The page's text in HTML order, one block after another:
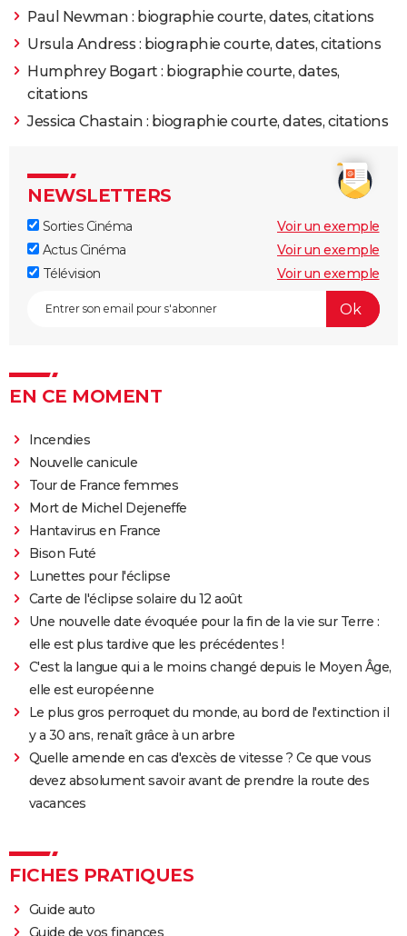
2007 No Country For Old MenRôle: Llewelyn Moss
2007 The Dead GirlRôle: Tarlow
2007 Chacun son cinémaRôle: (segment "World cinema")
2004 Old boyRôle: Inconnu
Bleu d'enfer
2003 Arrête-moi si tu peux
2000 Hollow Man - l'homme sans ombre
1999 Un coup d'enfer
1999 Mod Squad
1998 Le Veilleur de nuit
1997 Mimic
1996 Mimic Rôle: Josh
1996 Pluie de roses
1994 Roadflower
1985 Les Goonies
Paul Newman : biographie courte, dates, citations
Ursula Andress : biographie courte, dates, citations
Humphrey Bogart : biographie courte, dates,
citations
Jessica Chastain : biographie courte, dates, citations
NEWSLETTERS
Sorties Cinéma
Voir un exemple
Actus Cinéma
Voir un exemple
Télévision
Voir un exemple
EN CE MOMENT
Incendies
Nouvelle canicule
Tour de France femmes
Mort de Michel Dejeneffe
Hantavirus en France
Bison Futé
Lunettes pour l'éclipse
Carte de l'éclipse solaire du 12 août
Une nouvelle date évoquée pour la fin de la vie sur Terre :
elle est plus tardive que les précédentes !
C'est la langue qui a le moins changé depuis le Moyen Âge,
elle est européenne
Le plus gros perroquet du monde, au bord de l'extinction il
y a 30 ans, renaît grâce à un arbre
Quelle amende en cas d'excès de vitesse ? Ce que vous
devez absolument savoir avant de prendre la route des
vacances
FICHES PRATIQUES
Guide auto
Guide de vos finances